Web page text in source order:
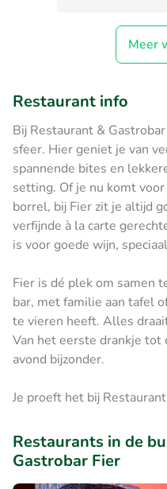
Meer
Restaurant info
Bij Restaurant &
sfeer. Hier geniet je van
spannende bites en
setting. Of je nu komt
borrel, bij Fier zit je altijd
verfijnde à la carte
is voor goede wijn,
Fier is dé plek om samen
bar, met familie aan tafel
te vieren heeft. Alles
Van het eerste drankje tot
avond bijzonder.
Je proeft het bij
Restaurants in de
Gastrobar Fier